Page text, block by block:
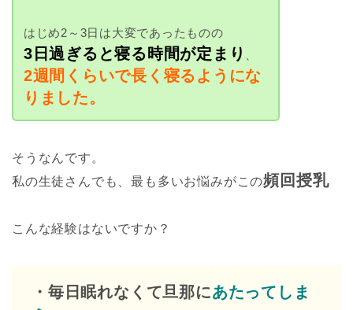
はじめ2～3日は大変であったものの
3日過ぎると寝る時間が定まり
2週間くらいで長く寝るようにな
りました。
そうなんです。
私の生徒さんでも、最も多いお悩みがこの頻回授乳
こんな経験はないですか？
・毎日眠れなくて旦那にあたってしま